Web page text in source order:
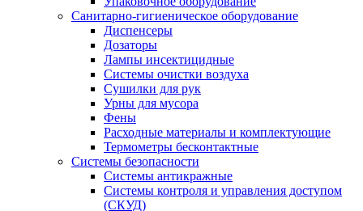
Санитарно-гигиеническое оборудование
Диспенсеры
Дозаторы
Лампы инсектицидные
Системы очистки воздуха
Сушилки для рук
Урны для мусора
Фены
Расходные материалы и комплектующие
Термометры бесконтактные
Системы безопасности
Системы антикражные
Системы контроля и управления доступом
(СКУД)